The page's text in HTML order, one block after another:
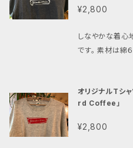
¥2,800
しなやかな着心
です。 素材は綿６２％・レーヨン３６％・ポリエステル
ｃｍ前後と なっ
す。
オリジナルTシャ
rd Coffee」
¥2,800